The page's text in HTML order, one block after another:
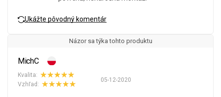
Ukážte pôvodný komentár
Názor sa týka tohto produktu
MichC
05-12-2020
Kvalita:
Vzhľad: